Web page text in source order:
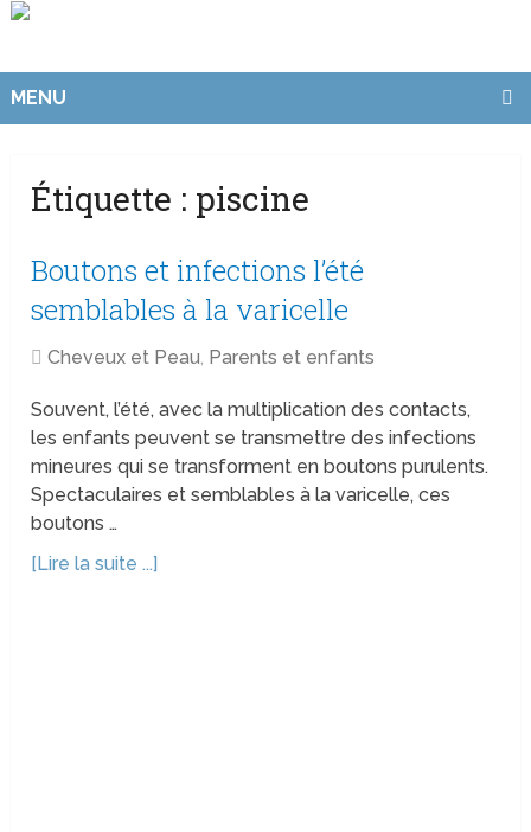
MENU
Étiquette : piscine
Boutons et infections l’été
semblables à la varicelle
Cheveux et Peau, Parents et enfants
Souvent, l’été, avec la multiplication des contacts,
les enfants peuvent se transmettre des infections
mineures qui se transforment en boutons purulents.
Spectaculaires et semblables à la varicelle, ces
boutons …
[Lire la suite ...]